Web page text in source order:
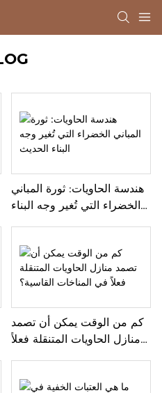
هندسة الحاويات: ثورة المباني
الخضراء التي تُغير وجه البناء
كم من الوقت يمكن أن تصمد
منازل الحاويات المتنقلة فعلاً